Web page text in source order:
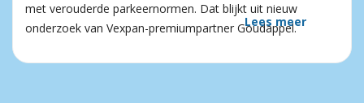
met verouderde parkeernormen. Dat blijkt uit nieuw
onderzoek van Vexpan-premiumpartner Goudappel.
Lees meer